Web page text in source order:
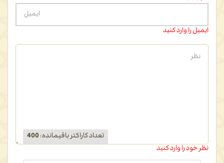
ایمیل را وارد کنید
تعداد کاراکتر باقیمانده:
400
نظر خود را وارد کنید